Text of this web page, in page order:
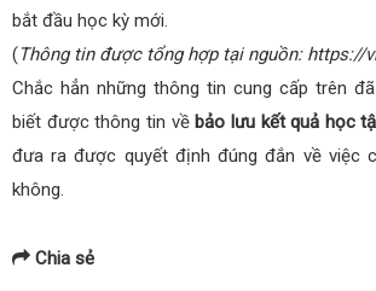
bắt đầu học kỳ mới.
(Thông tin được tổng hợp tại nguồn: https://
Chắc hẳn những thông tin cung cấp trên
biết được thông tin về bảo lưu kết quả học
đưa ra được quyết định đúng đắn về việc
không.
Chia sẻ